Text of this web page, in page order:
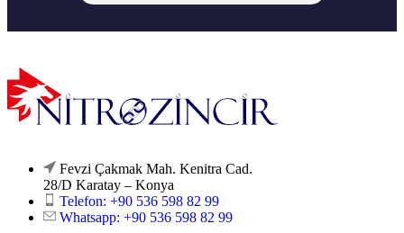
Fevzi Çakmak Mah. Kenitra Cad.
28/D Karatay – Konya
Telefon: +90 536 598 82 99
Whatsapp: +90 536 598 82 99